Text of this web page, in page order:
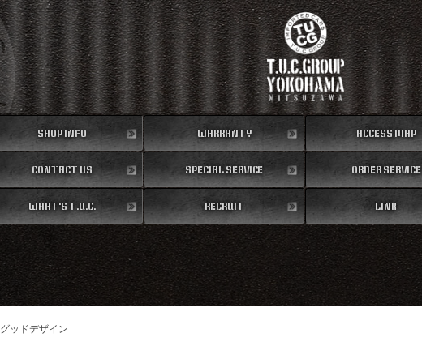
SHOP INFO
店舗情報
WARRANTY
保証内容
ACCESS MAP
地図
CONTACT US
お問い合わせ
SPECIAL SERVICE
特別作業
ORDER SERVICE
注文販売
WHAT'S T.U.C.
TUCとは？
RECRUIT
リクルート
LINK
リンク
グッドデザイン